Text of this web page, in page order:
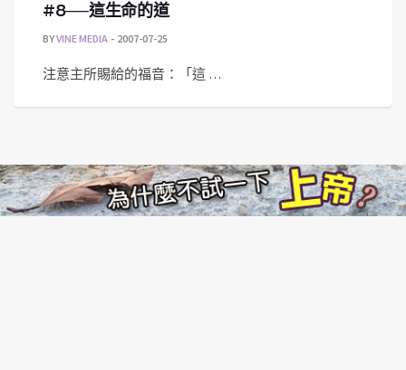
#8──這生命的道
BYVINE MEDIA 2007-07-25
注意主所賜給的福音：「這 …